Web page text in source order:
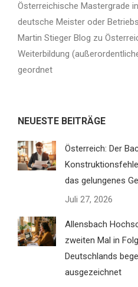
Österreichische Mastergrade
deutsche Meister oder
Martin Stieger Blog zu
Weiterbildung
geordnet
NEUESTE BEITRÄGE
Österreich: Der
das gelungenes
Juli 27, 2026
Allensbach
zweiten Mal in
Deutschlands
ausgezeichnet